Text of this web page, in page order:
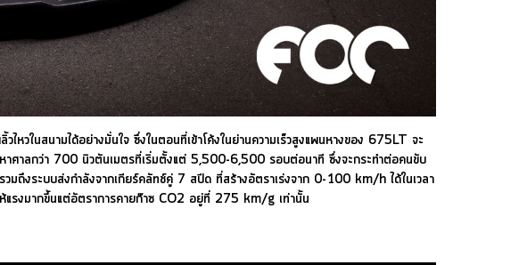
วในสนามได้อย่างมั่นใจ ซึ่งในตอนที่เข้าโค้งในย่านความเร็วสูงแพนหางของ 675LT จะ
ศาลกว่า 700 นิวตันเมตรที่เริ่มตั้งแต่ 5,500-6,500 รอบต่อนาที ซึ่งจะกระทำต่อคนขับ
งระบบส่งกำลังจากเกียร์คลัทช์คู่ 7 สปีด ที่สร้างอัตราเร่งจาก 0-100 km/h ได้ในเวลา
แรงมากขึ้นแต่อัตราการคายก๊าซ CO2 อยู่ที่ 275 km/g เท่านั้น